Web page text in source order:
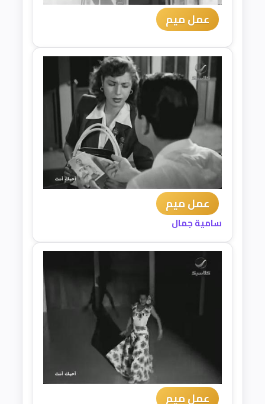
عمل ميم
عمل ميم
سامية جمال
عمل ميم